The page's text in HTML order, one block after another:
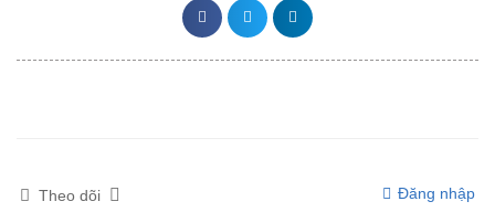
Theo dõi Đăng nhập